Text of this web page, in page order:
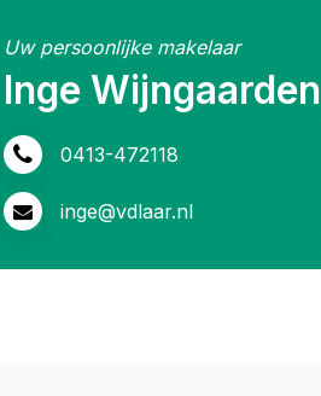
Uw persoonlijke makelaar
Inge Wijngaarden
0413-472118
inge@vdlaar.nl